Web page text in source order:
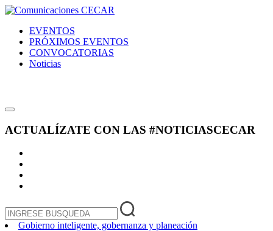
EVENTOS
PRÓXIMOS EVENTOS
CONVOCATORIAS
Noticias
ACTUALÍZATE CON LAS #NOTICIASCECAR
Gobierno inteligente, gobernanza y planeación